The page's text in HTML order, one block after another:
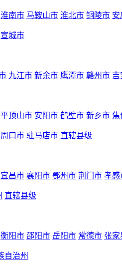
淮南市 马鞍山市 淮北市 铜陵市 安
宣城市
九江市 新余市 鹰潭市 赣州市 吉
平顶山市 安阳市 鹤壁市 新乡市 焦
周口市 驻马店市 直辖县级
宜昌市 襄阳市 鄂州市 荆门市 孝感
直辖县级
衡阳市 邵阳市 岳阳市 常德市 张家
自治州